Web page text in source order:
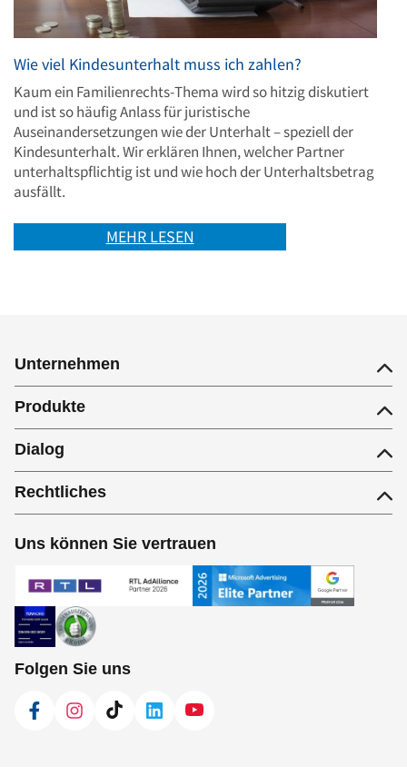
Wie viel Kindesunterhalt muss ich zahlen?
Kaum ein Familienrechts-Thema wird so hitzig diskutiert
und ist so häufig Anlass für juristische
Auseinandersetzungen wie der Unterhalt – speziell der
Kindesunterhalt. Wir erklären Ihnen, welcher Partner
unterhaltspflichtig ist und wie hoch der Unterhaltsbetrag
ausfällt.
MEHR LESEN
Unternehmen
Produkte
Dialog
Rechtliches
Uns können Sie vertrauen
Folgen Sie uns